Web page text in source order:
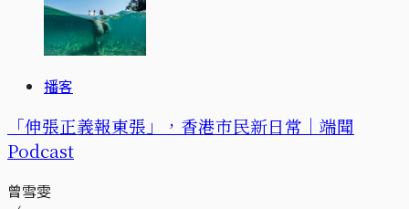
播客
「伸張正義報東張」，香港市民新日常｜端聞
Podcast
曾雪雯